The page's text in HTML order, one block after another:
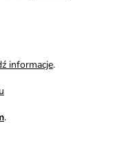
informacje.
.